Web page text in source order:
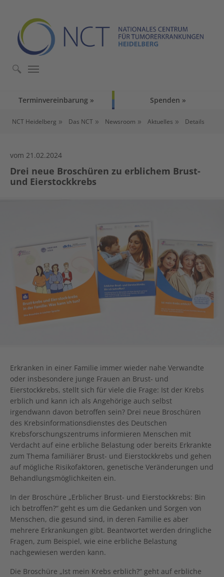
Terminvereinbarung Spenden
NCT Heidelberg Das NCT Newsroom Aktuelles Details
vom 21.02.2024
Drei neue Broschüren zu erblichem Brust-
und Eierstockkrebs
Erkranken in einer Familie immer wieder nahe Verwandte
oder insbesondere junge Frauen an Brust- und
Eierstockkrebs, stellt sich für viele die Frage: Ist der Krebs
erblich und kann ich als Angehörige auch selbst
irgendwann davon betroffen sein? Drei neue Broschüren
des Krebsinformationsdienstes des Deutschen
Krebsforschungszentrums informieren Menschen mit
Verdacht auf eine erbliche Belastung oder bereits Erkrankte
zum Thema familiärer Brust- und Eierstockkrebs und gehen
auf mögliche Risikofaktoren, genetische Veränderungen und
Behandlungsmöglichkeiten ein.
In der Broschüre „Erblicher Brust- und Eierstockkrebs: Bin
ich betroffen?“ geht es um die Gedanken und Sorgen von
Menschen, die gesund sind, in deren Familie es aber
mehrere Erkrankungen gibt. Beantwortet werden dringliche
Fragen, zum Beispiel, wie eine erbliche Belastung
nachgewiesen werden kann.
Die Broschüre „Ist mein Krebs erblich?“ geht auf erbliche